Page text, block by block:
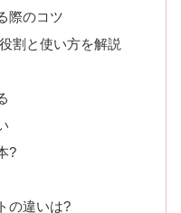
際のコツ
割と使い方を解説
?
の違いは?